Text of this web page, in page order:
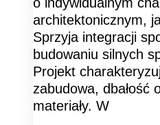
architektonicznym,
Sprzyja integracji
budowaniu silnych
Projekt
zabudowa, dbałość
materiały. W